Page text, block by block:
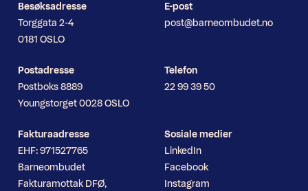
Besøksadresse
Torggata 2-4
0181 OSLO
Postadresse
Postboks 8889
Youngstorget 0028 OSLO
Fakturaadresse
EHF: 971527765
Barneombudet
Fakturamottak DFØ,
E-post
post@barneombudet.no
Telefon
22 99 39 50
Sosiale medier
LinkedIn
Facebook
Instagram